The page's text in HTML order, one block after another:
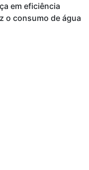
em eficiência
o consumo de água